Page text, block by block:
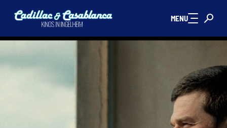
Zum Hauptinhalt springen MENU